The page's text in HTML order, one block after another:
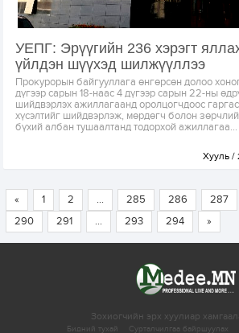
УЕПГ: Эрүүгийн 236 хэрэгт
үйлдэн шүүхэд шилжүүллээ
Прокурорын байгууллага өнгөрсөн долоо
дүгээр сарын 18-наас 4 дүгээр сарын 22-ны
шийдвэрлэх ажиллагаанд оролцогчдоос
хүсэлтийг шийдвэрлэж, мөрдөгч болон
бүхий албан тушаалтанд тодорхой ажиллагаа...
Хууль
« 1 2 ... 285 286 287
290
291 ... 293 294 »
Зохиогчийн эрх хуулиар
Бидний тухай Сурталчилгаа байршуулах